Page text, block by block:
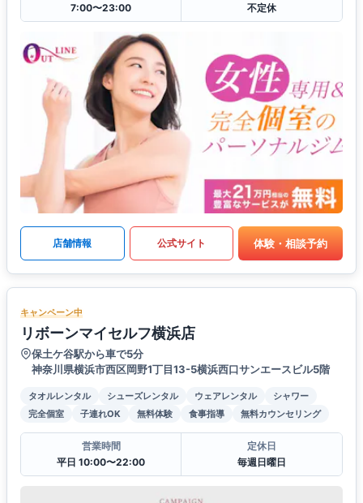
7:00〜23:00
不定休
店舗情報 公式サイト 体験・相談予約
キャンペーン中
リボーンマイセルフ横浜店
保土ケ谷駅から車で5分
神奈川県横浜市西区岡野1丁目13-5横浜西口サンエースビル5階
タオルレンタル シューズレンタル ウェアレンタル
シャワー
完全個室
子連れOK 無料体験 食事指導 無料カウンセリング
営業時間
平日 10:00〜22:00
定休日
毎週日曜日